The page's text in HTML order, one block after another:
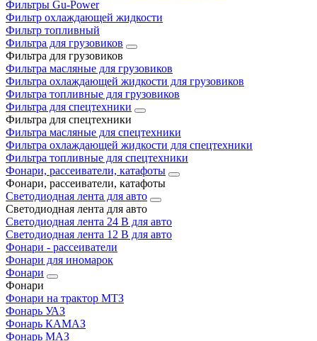
Фильтры Gu-Power
Фильтр охлаждающей жидкости
Фильтр топливный
Фильтра для грузовиков
Фильтра для грузовиков
Фильтра масляные для грузовиков
Фильтра охлаждающей жидкости для грузовиков
Фильтра топливные для грузовиков
Фильтра для спецтехники
Фильтра для спецтехники
Фильтра масляные для спецтехники
Фильтра охлаждающей жидкости для спецтехники
Фильтра топливные для спецтехники
Фонари, рассеиватели, катафоты
Фонари, рассеиватели, катафоты
Светодиодная лента для авто
Светодиодная лента для авто
Светодиодная лента 24 В для авто
Светодиодная лента 12 В для авто
Фонари - рассеиватели
Фонари для иномарок
Фонари
Фонари
Фонари на трактор МТЗ
Фонарь УАЗ
Фонарь КАМАЗ
Фонарь МАЗ